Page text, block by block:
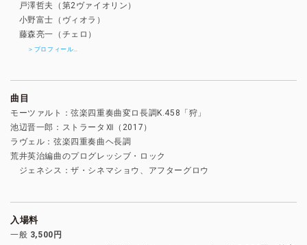
戸澤哲夫（第2ヴァイオリン）
小野富士（ヴィオラ）
藤森亮一（チェロ）
＞プロフィール…
曲目
モーツァルト：弦楽四重奏曲変ロ長調K.458「狩」
池辺晋一郎：ストラータⅫ（2017）
ラヴェル：弦楽四重奏曲ヘ長調
荒井英治編曲のプログレッシブ・ロック
ジェネシス：ザ・シネマショウ、アフターグロウ
入場料
一般 3,500円